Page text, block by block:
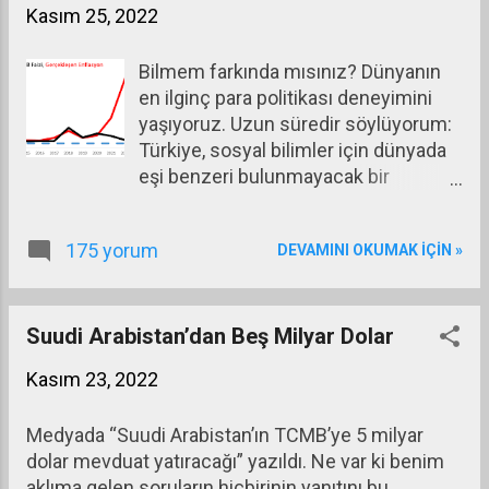
vadede kolay değildir, yeni yatırımlar
insanların ellerindeki parayı
harcamayıp tasarruf etmesini
sağlamak yani talebi kısmak gerekir.
Maliyet enflasyonu; üretimde
kullanılan faktörlerin ve girdilerin
kullanılan petrol, doğal gaz, elektrik,
hammadde, yarı mamul maddelerin
fiyatları artmışsa maliyetler artmaya,
fiyatlara yansımaya ve dolayısıyla
Maliyet enflasyonunu önlemek bir
Kasım 25, 2022
Bilmem farkında mısınız? Dünyanın
en ilginç para politikası deneyimini
yaşıyoruz. Uzun süredir söylüyorum:
Türkiye, sosyal bilimler için dünyada
eşi benzeri bulunmayacak bir
Bankasının (TCMB), politika faizini
tedricen indirerek Kasım 2022’de
yüzde 9’a getirmesi mesela müthiş
yerinde göremez, yaşayamaz ve
konuyu en başından teoriden başlayıp
uygulamaya doğru adım adım
175 yorum DEVAMINI OKUMAK IÇIN »
Suudi Arabistan’dan Beş Milyar Dolar
Kasım 23, 2022
Medyada “Suudi Arabistan’ın TCMB’ye 5 milyar
dolar mevduat yatıracağı” yazıldı. Ne var ki benim